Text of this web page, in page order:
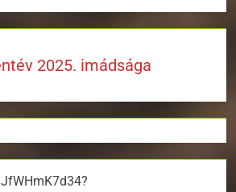
2025. imádsága